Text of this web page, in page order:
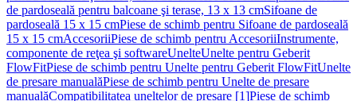
de pardoseală pentru balcoane şi terase, 13 x 13 cmSifoane de
pardoseală 15 x 15 cmPiese de schimb pentru Sifoane de pardoseală
15 x 15 cmAccesoriiPiese de schimb pentru AccesoriiInstrumente,
componente de reţea şi softwareUnelteUnelte pentru Geberit
FlowFitPiese de schimb pentru Unelte pentru Geberit FlowFitUnelte
de presare manualăPiese de schimb pentru Unelte de presare
manualăCompatibilitatea uneltelor de presare [1]Piese de schimb